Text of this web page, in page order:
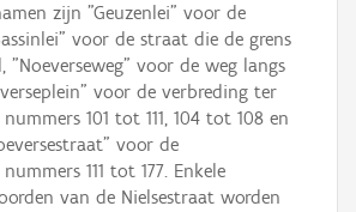
zijn "Geuzenlei" voor de
voor de straat die de grens
"Noeverseweg" voor de weg langs
voor de verbreding ter
101 tot 111, 104 tot 108 en
voor de
111 tot 177. Enkele
van de Nielsestraat worden